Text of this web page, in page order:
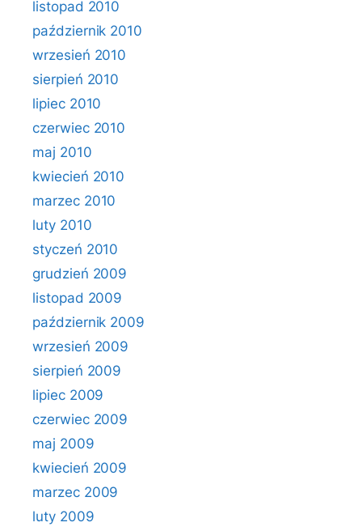
listopad 2010
październik 2010
wrzesień 2010
sierpień 2010
lipiec 2010
czerwiec 2010
maj 2010
kwiecień 2010
marzec 2010
luty 2010
styczeń 2010
grudzień 2009
listopad 2009
październik 2009
wrzesień 2009
sierpień 2009
lipiec 2009
czerwiec 2009
maj 2009
kwiecień 2009
marzec 2009
luty 2009